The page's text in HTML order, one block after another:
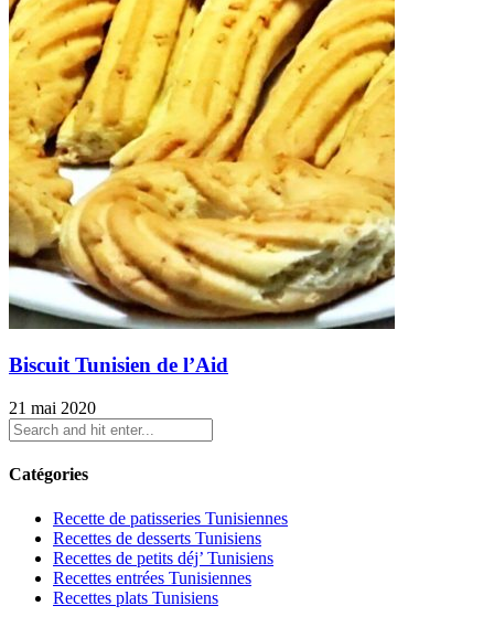
Biscuit Tunisien de l’Aid
21 mai 2020
Catégories
Recette de patisseries Tunisiennes
Recettes de desserts Tunisiens
Recettes de petits déj’ Tunisiens
Recettes entrées Tunisiennes
Recettes plats Tunisiens